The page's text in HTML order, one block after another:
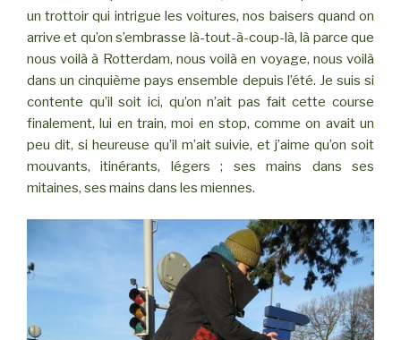
un trottoir qui intrigue les voitures, nos baisers quand on
arrive et qu’on s’embrasse là-tout-à-coup-là, là parce que
nous voilà à Rotterdam, nous voilà en voyage, nous voilà
dans un cinquième pays ensemble depuis l’été. Je suis si
contente qu’il soit ici, qu’on n’ait pas fait cette course
finalement, lui en train, moi en stop, comme on avait un
peu dit, si heureuse qu’il m’ait suivie, et j’aime qu’on soit
mouvants, itinérants, légers ; ses mains dans ses
mitaines, ses mains dans les miennes.